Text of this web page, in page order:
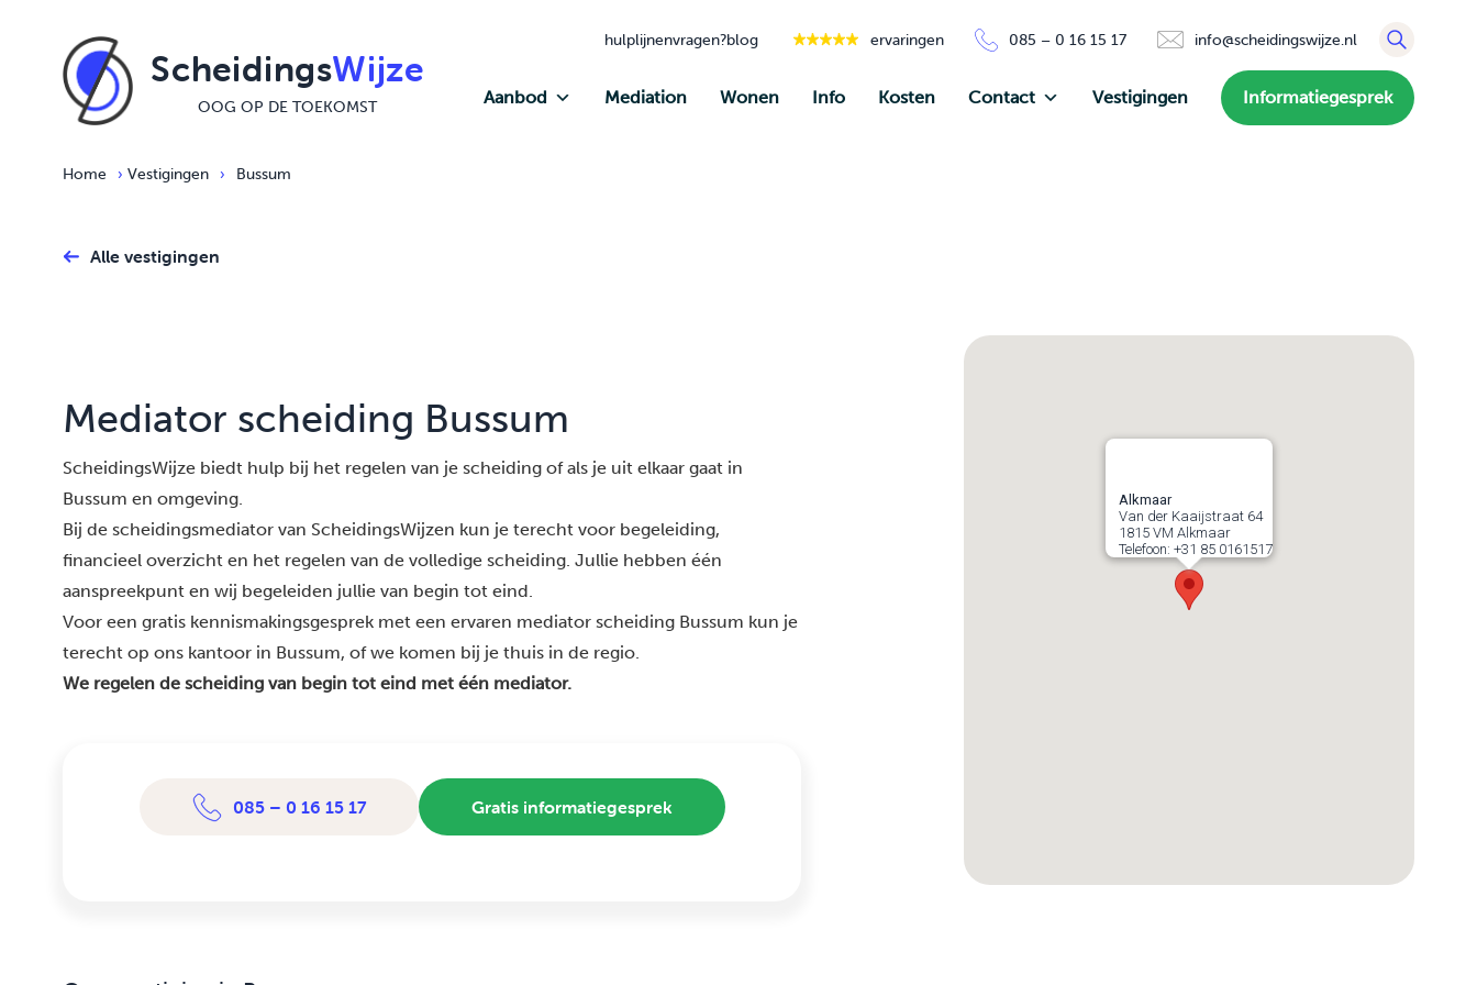
ScheidingsWijze
OOG OP DE TOEKOMST
hulplijnenvragen?blog ervaringen 085 – 0 16 15 17 info@scheidingswijze.nl
Aanbod Mediation Wonen Info Kosten Contact Vestigingen Informatiegesprek
Home › Vestigingen › Bussum
Alle vestigingen
Mediator scheiding Bussum
ScheidingsWijze biedt hulp bij het regelen van je scheiding of als je uit elkaar gaat in
Bussum en omgeving.
Bij de scheidingsmediator van ScheidingsWijzen kun je terecht voor begeleiding,
financieel overzicht en het regelen van de volledige scheiding. Jullie hebben één
aanspreekpunt en wij begeleiden jullie van begin tot eind.
Voor een gratis kennismakingsgesprek met een ervaren mediator scheiding Bussum kun je
terecht op ons kantoor in Bussum, of we komen bij je thuis in de regio.
We regelen de scheiding van begin tot eind met één mediator.
085 – 0 16 15 17 Gratis informatiegesprek
Alkmaar
Van der Kaaijstraat 64
1815 VM Alkmaar
Telefoon: +31 85 0161517